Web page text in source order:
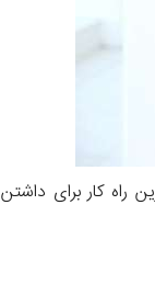
کار برای داشتن